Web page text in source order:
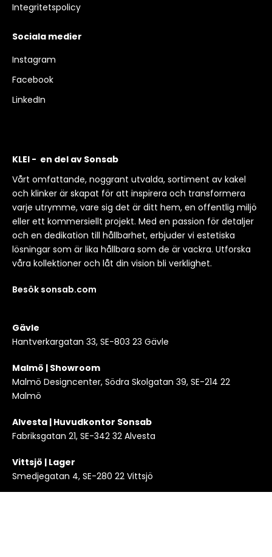
Integritetspolicy
Sociala medier
Instagram
Facebook
LinkedIn
KLEI - en del av Sonsab
Vårt omfattande, noggrant utvalda, sortiment av kakel
och klinker är skapat för att inspirera och transformera
varje utrymme, vare sig det är ditt hem, en offentlig miljö
eller ett kommersiellt projekt. Med en passion för detaljer
och en dedikation till hållbarhet, erbjuder vi estetiska
lösningar som är lika hållbara som de är vackra. Utforska
våra kollektioner och låt din vision bli verklighet.
Besök sonsab.com
Gävle
Hantverkargatan 33, SE-803 23 Gävle
Malmö | Showroom
Malmö Designcenter, Södra Skolgatan 39, SE-214 22
Malmö
Alvesta | Huvudkontor Sonsab
Fabriksgatan 21, SE-342 32 Alvesta
Vittsjö | Lager
Smedjegatan 4, SE-280 22 Vittsjö